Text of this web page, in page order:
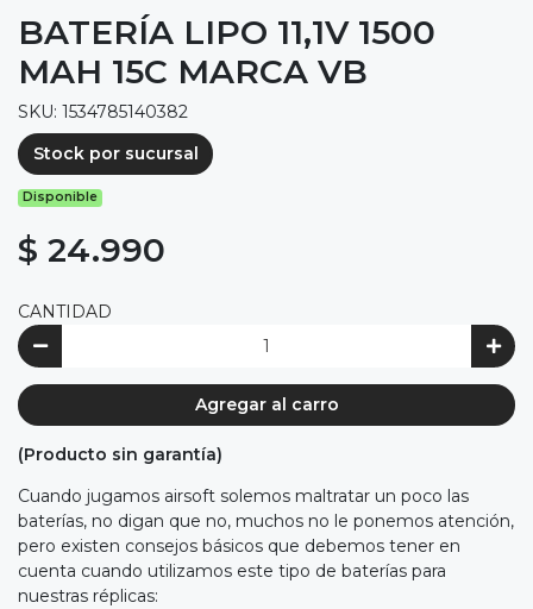
BATERÍA LIPO 11,1V 1500
MAH 15C MARCA VB
SKU: 1534785140382
Stock por sucursal
Disponible
$ 24.990
CANTIDAD
Agregar al carro
(Producto sin garantía)
Cuando jugamos airsoft solemos maltratar un poco las
baterías, no digan que no, muchos no le ponemos atención,
pero existen consejos básicos que debemos tener en
cuenta cuando utilizamos este tipo de baterías para
nuestras réplicas: